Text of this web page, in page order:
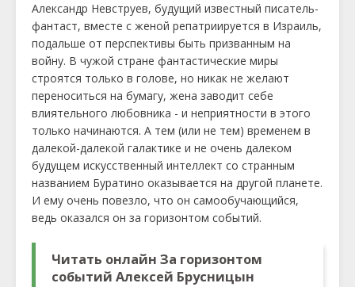
Александр Невструев, будущий известный писатель-
фантаст, вместе с женой репатриируется в Израиль,
подальше от перспективы быть призванным на
войну. В чужой стране фантастические миры
строятся только в голове, но никак не желают
переноситься на бумагу, жена заводит себе
влиятельного любовника - и неприятности в этого
только начинаются. А тем (или не тем) временем в
далекой-далекой галактике и не очень далеком
будущем искусственный интеллект со странным
названием Буратино оказывается на другой планете.
И ему очень повезло, что он самообучающийся,
ведь оказался он за горизонтом событий.
Читать онлайн За горизонтом
событий Алексей Брусницын